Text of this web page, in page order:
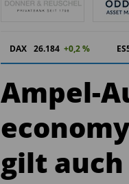
DAX 26.184 +0,2 %
Ampel-
gilt